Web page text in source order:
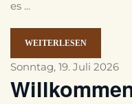
es ...
WEITERLESEN
Sonntag, 19. Juli 2026